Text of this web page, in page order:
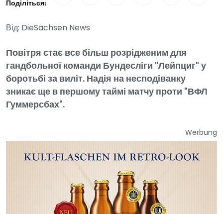
Поділіться:
Від: DieSachsen News
Повітря стає все більш розрідженим для
гандбольної команди Бундесліги "Лейпциг" у
боротьбі за виліт. Надія на несподіванку
зникає ще в першому таймі матчу проти "ВФЛ
Гуммерсбах".
Werbung